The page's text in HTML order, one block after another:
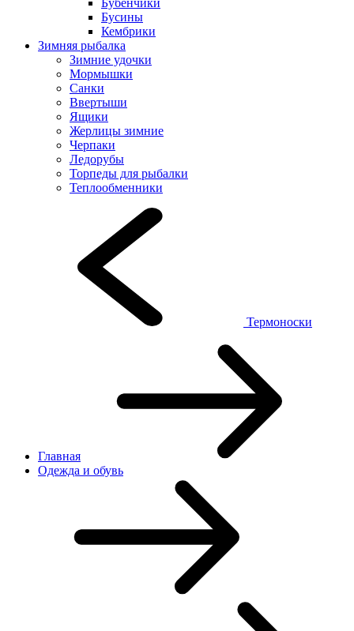
Бубенчики
Бусины
Кембрики
Зимняя рыбалка
Зимние удочки
Мормышки
Санки
Ввертыши
Ящики
Жерлицы зимние
Черпаки
Ледорубы
Торпеды для рыбалки
Теплообменники
Термоноски
Главная
Одежда и обувь